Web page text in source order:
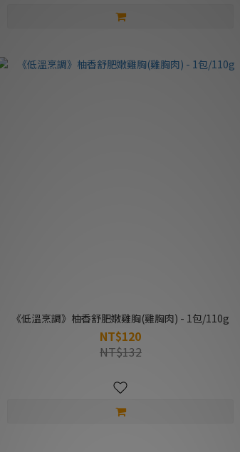
《低溫烹調》柚香舒肥嫩雞胸(雞胸肉) - 1包/110g
NT$120
NT$132